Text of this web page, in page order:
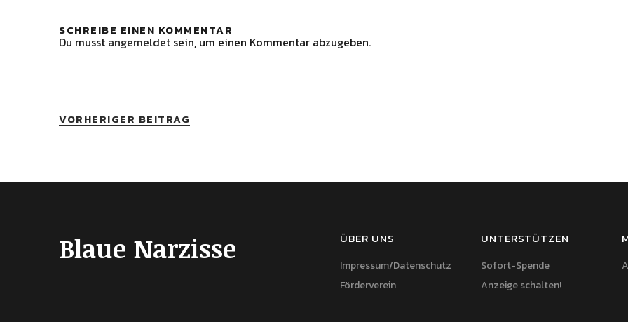
SCHREIBE EINEN KOMMENTAR
Du musst angemeldet sein, um einen Kommentar abzugeben.
VORHERIGER BEITRAG
Blaue Narzisse ÜBER UNS
Impressum/Datenschutz
Förderverein
UNTERSTÜTZEN
Sofort-Spende
Anzeige schalten!